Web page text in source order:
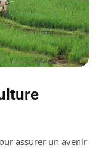
assurer un avenir